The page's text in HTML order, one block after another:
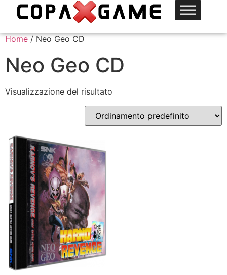
Home / Neo Geo CD
Neo Geo CD
Visualizzazione del risultato